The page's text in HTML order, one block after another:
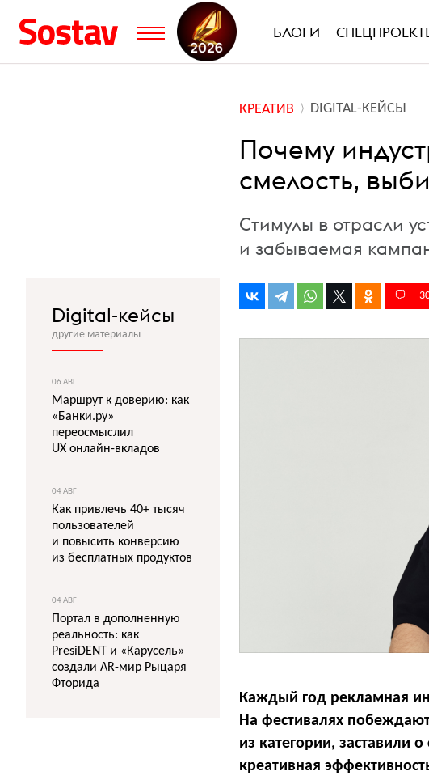
БЛОГИ
КРЕАТИВ DIGITAL-КЕЙСЫ
Почему
смелость,
Стимулы в отрасли
и забываемая
Каждый год рекламная
На фестивалях
из категории, заставили
креативная
Digital-кейсы
другие материалы
06 АВГ
Маршрут к доверию: как
«Банки.ру»
переосмыслил
UX онлайн-вкладов
04 АВГ
Как привлечь 40+ тысяч
пользователей
и повысить конверсию
из бесплатных продуктов
04 АВГ
Портал в дополненную
реальность: как
PresiDENT и «Карусель»
создали AR-мир Рыцаря
Фторида